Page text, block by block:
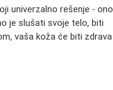
univerzalno rešenje - ono
je slušati svoje telo, biti
vaša koža će biti zdrava